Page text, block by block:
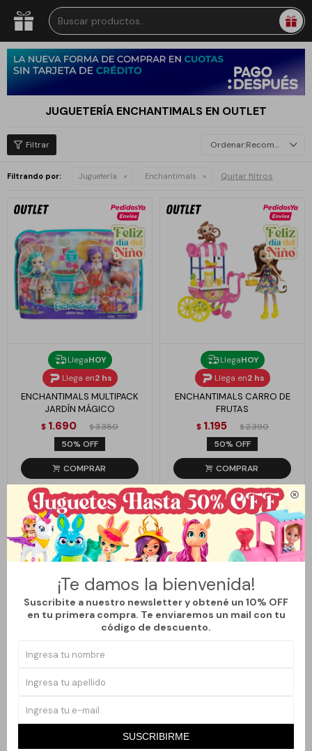

¡Te damos la bienvenida!
Suscribite a nuestro newsletter y obtené un 10% OFF
en tu primera compra. Te enviaremos un mail con tu
código de descuento.
SUSCRIBIRME
JUGUETERÍA ENCHANTIMALS EN OUTLET
Recomendados
Filtrando por: Juguetería Enchantimals Quitar filtros
LlegaHOY
Llega en2 hs
ENCHANTIMALS MULTIPACK
JARDÍN MÁGICO
$ 1.690 $ 3.380
50
LlegaHOY
Llega en2 hs
ENCHANTIMALS CARRO DE
FRUTAS
$ 1.195 $ 2.390
50
LlegaHOY
ENCHANTIMALS AVENTURAS EN
LA JUNGLA
$1.990 $ 3.180
$2.025 $ 4.050